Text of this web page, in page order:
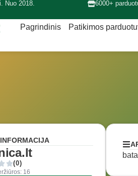
Nuo 2018. 6000+
Pagrindinis Patikimos
(0)
16